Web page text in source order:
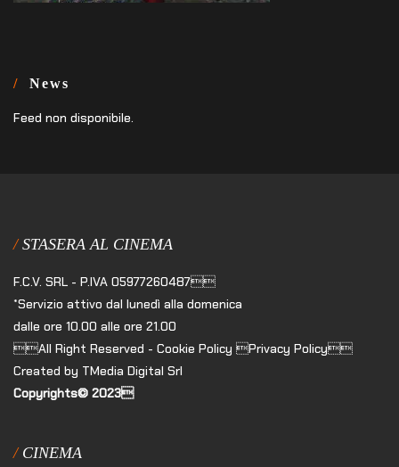
News
Feed non disponibile.
STASERA AL CINEMA
F.C.V. SRL - P.IVA 05977260487
*Servizio attivo dal lunedì alla domenica
dalle ore 10.00 alle ore 21.00
All Right Reserved - Cookie Policy Privacy Policy
Created by TMedia Digital Srl
Copyrights© 2023
CINEMA